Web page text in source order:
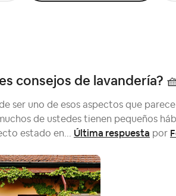
consejos de lavandería?
ser uno de esos aspectos que
de ustedes tienen pequeños
estado en... Última respuesta por